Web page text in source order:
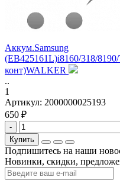
Аккум.Samsung
(EB425161L)i8160/318/
конт)WALKER
..
1
Артикул: 2000000025193
650 ₽
-
Купить
Подпишитесь на наши
Новинки, скидки,